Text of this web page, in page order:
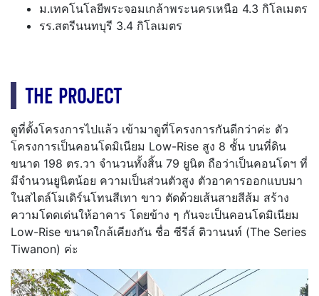
ม.เทคโนโลยีพระจอมเกล้าพระนครเหนือ 4.3 กิโลเมตร
รร.สตรีนนทบุรี 3.4 กิโลเมตร
THE PROJECT
ดูที่ตั้งโครงการไปแล้ว เข้ามาดูที่โครงการกันดีกว่าค่ะ ตัว
โครงการเป็นคอนโดมิเนียม Low-Rise สูง 8 ชั้น บนที่ดิน
ขนาด 198 ตร.วา จำนวนทั้งสิ้น 79 ยูนิต ถือว่าเป็นคอนโดฯ ที่
มีจำนวนยูนิตน้อย ความเป็นส่วนตัวสูง ตัวอาคารออกแบบมา
ในสไตล์โมเดิร์นโทนสีเทา ขาว ตัดด้วยเส้นสายสีส้ม สร้าง
ความโดดเด่นให้อาคาร โดยข้าง ๆ กันจะเป็นคอนโดมิเนียม
Low-Rise ขนาดใกล้เคียงกัน ชื่อ ซีรีส์ ติวานนท์ (The Series
Tiwanon) ค่ะ